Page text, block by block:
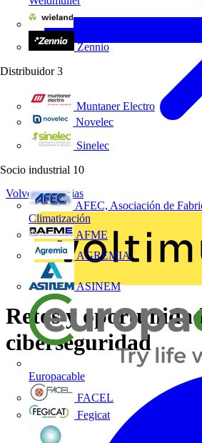
Zennio
Distribuidor 3
Muntaner Electro
Novelec
Sinelec
Socio industrial 10
AFEC, Asociación de
Climatización
AFME
AGREMIA
ASINEM
Europacable
FACEL
Fegicat
Volver a Noticias
Retos y
ciberseguridad